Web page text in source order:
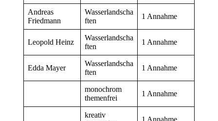
Andreas
Friedmann
Wasserlandscha
ften
1 Annahme
Leopold Heinz
Wasserlandscha
ften
1 Annahme
Edda Mayer
Wasserlandscha
ften
1 Annahme
monochrom
themenfrei
1 Annahme
kreativ